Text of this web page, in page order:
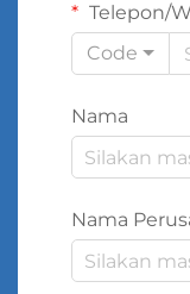
Telepon/
Code
Nama
Nama